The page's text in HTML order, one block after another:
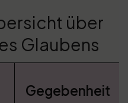
über
Glaubens
Gegebenheit